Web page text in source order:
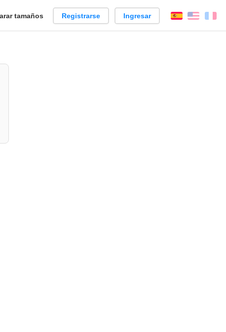
tamaños Registrarse Ingresar EspañolEnglish